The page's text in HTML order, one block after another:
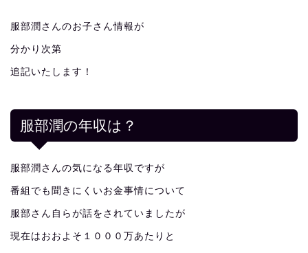
服部潤さんのお子さん情報が
分かり次第
追記いたします！
服部潤の年収は？
服部潤さんの気になる年収ですが
番組でも聞きにくいお金事情について
服部さん自らが話をされていましたが
現在はおおよそ１０００万あたりと